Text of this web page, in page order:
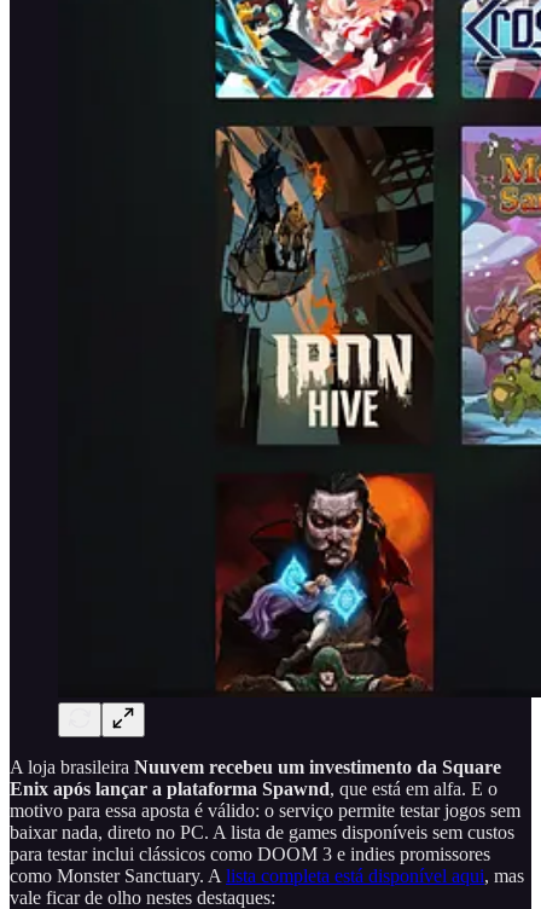
A loja brasileira Nuuvem recebeu um investimento da Square
Enix após lançar a plataforma Spawnd, que está em alfa. E o
motivo para essa aposta é válido: o serviço permite testar jogos sem
baixar nada, direto no PC. A lista de games disponíveis sem custos
para testar inclui clássicos como DOOM 3 e indies promissores
como Monster Sanctuary. A lista completa está disponível aqui, mas
vale ficar de olho nestes destaques: